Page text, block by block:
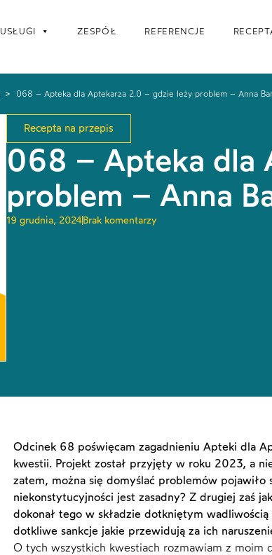
USŁUGI ZESPÓŁ REFERENCJE
> 068 – Apteka dla Aptekarza 2.0 – gdzie leży problem – Anna
Recepta na przepis
068 – Apteka dla
problem – Anna
19 grudnia, 2024Brak komentarzy
Odcinek 68 poświęcam zagadnieniu Apteki dla
kwestii. Projekt został przyjęty w roku 2023, a
zatem, można się domyślać problemów
niekonstytucyjności jest zasadny? Z drugiej zaś
dokonał tego w składzie dotkniętym
dotkliwe sankcje jakie przewidują za ich
O tych wszystkich kwestiach rozmawiam z moim